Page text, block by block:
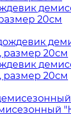
20см
размер 20см